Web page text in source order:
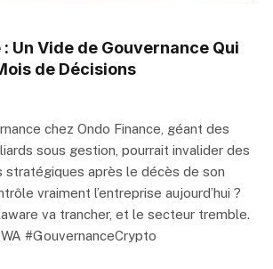
Un Vide de Gouvernance Qui
de Décisions
chez Ondo Finance, géant des
sous gestion, pourrait invalider des
stratégiques après le décès de son
vraiment l’entreprise aujourd’hui ?
va trancher, et le secteur tremble.
#GouvernanceCrypto